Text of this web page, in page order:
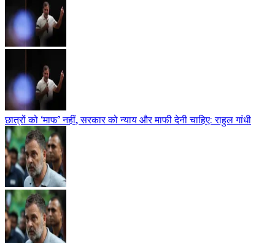
छात्रों को ‘माफ’ नहीं, सरकार को न्याय और माफी देनी चाहिए: राहुल गांधी